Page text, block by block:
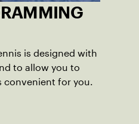
is designed with
to allow you to
convenient for you.